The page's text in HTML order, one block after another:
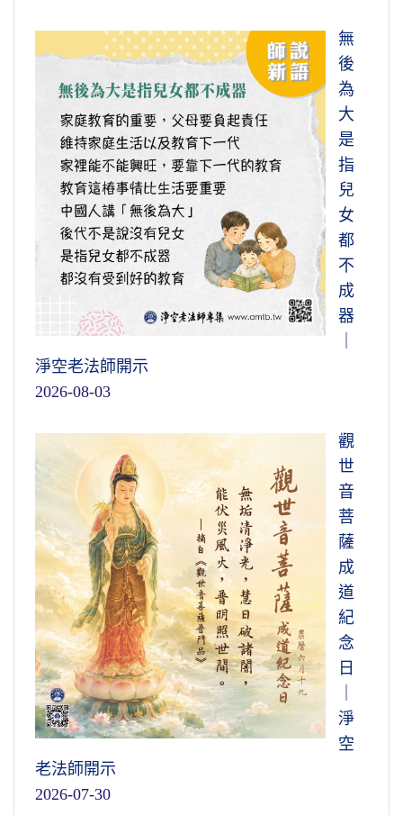
無
後
為
大
是
指
兒
女
都
不
成
器
淨空老法師開示
2026-08-03
觀
世
音
菩
薩
成
道
紀
念
日
淨
空
老法師開示
2026-07-30